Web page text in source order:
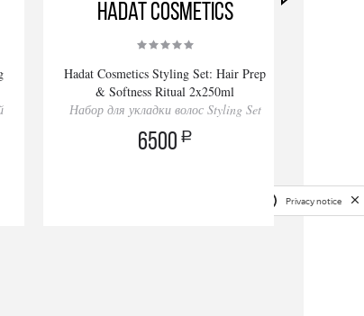
Hadat Cosmetics
Hadat Cosmetics Styling Set: Hair Prep
& Softness Ritual 2x250ml
Набор для укладки волос Styling Set
6500 a
Privacy notice